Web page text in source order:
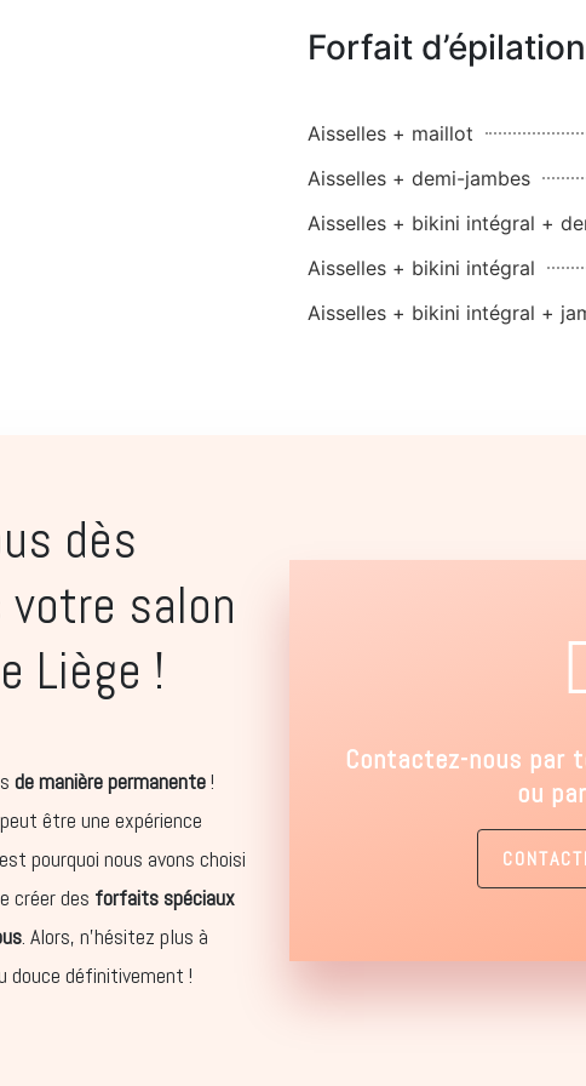
Forfait
Aisselles + maillot
Aisselles + demi-jambes
Aisselles + bikini intégral +
Aisselles + bikini intégral
Aisselles + bikini intégral +
dès
salon
Liège !
de manière permanente!
être une expérience
pourquoi nous avons choisi
créer des forfaits spéciaux
. Alors, n’hésitez plus à
douce définitivement !
Contactez-nous par
ou